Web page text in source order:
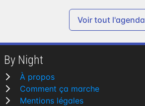
Voir tout l'agenda
By Night
À propos
Comment ça marche
Mentions légales